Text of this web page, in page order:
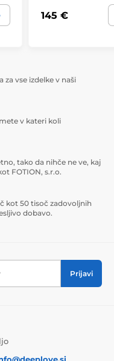
145 €
za vse izdelke v naši
v kateri koli
tako da nihče ne ve, kaj
FOTION, s.r.o.
kot 50 tisoč zadovoljnih
dobavo.
Prijavi